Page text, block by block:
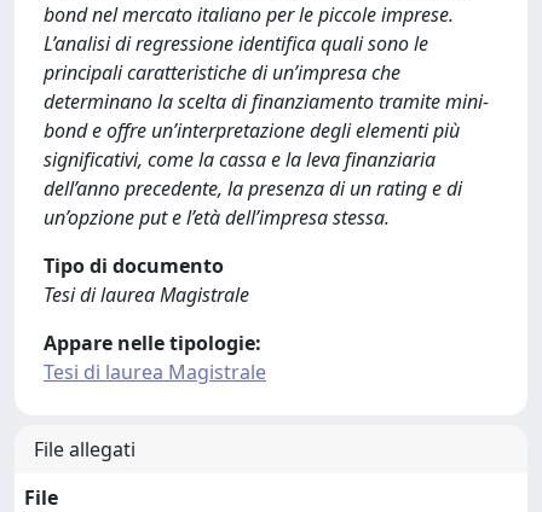
bond nel mercato italiano per le piccole imprese.
L’analisi di regressione identifica quali sono le
principali caratteristiche di un’impresa che
determinano la scelta di finanziamento tramite mini-
bond e offre un’interpretazione degli elementi più
significativi, come la cassa e la leva finanziaria
dell’anno precedente, la presenza di un rating e di
un’opzione put e l’età dell’impresa stessa.
Tipo di documento
Tesi di laurea Magistrale
Appare nelle tipologie:
Tesi di laurea Magistrale
File allegati
File